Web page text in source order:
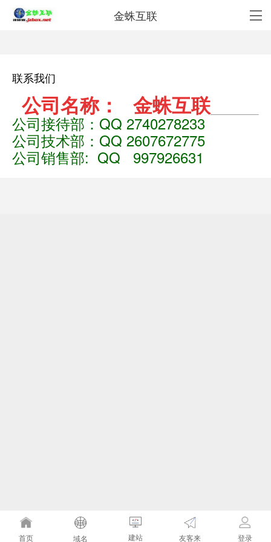
金蛛互联
联系我们
公司名称： 金蛛互联
公司接待部：QQ 2740278233
公司技术部 ：QQ 2607672775
公司销售部: QQ 997926631
首页 域名 建站 友客来 登录